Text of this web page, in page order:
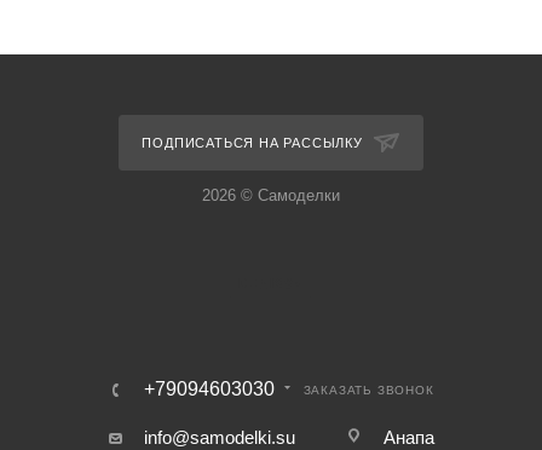
ПОДПИСАТЬСЯ НА РАССЫЛКУ
2026 © Самоделки
+79094603030 ЗАКАЗАТЬ ЗВОНОК
info@samodelki.su Анапа